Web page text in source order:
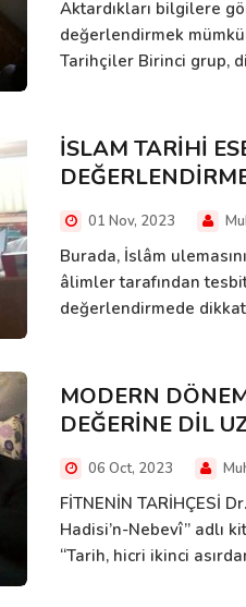
Aktardıkları bilgilere
değerlendirmek
Tarihçiler Birinci grup,
İSLAM TARİHİ
01 Nov, 2023
Burada, İslâm
âlimler tarafından
değerlendirmede
MODERN
DEĞERİNE DİL
06 Oct, 2023
FİTNENİN TARİHÇESİ
Hadisi’n-Nebevî” adlı
“Tarih, hicri ikinci